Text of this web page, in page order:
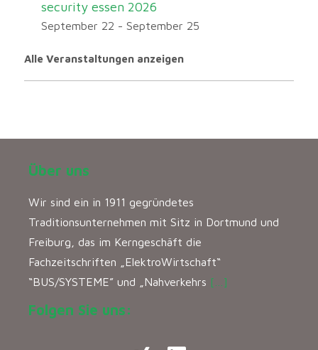
security essen 2026
September 22 - September 25
Alle Veranstaltungen anzeigen
Über uns
Wir sind ein in 1911 gegründetes
Traditionsunternehmen mit Sitz in Dortmund und
Freiburg, das im Kerngeschäft die
Fachzeitschriften „ElektroWirtschaft“
“BUS/SYSTEME” und „Nahverkehrs […]
Folgen Sie uns: